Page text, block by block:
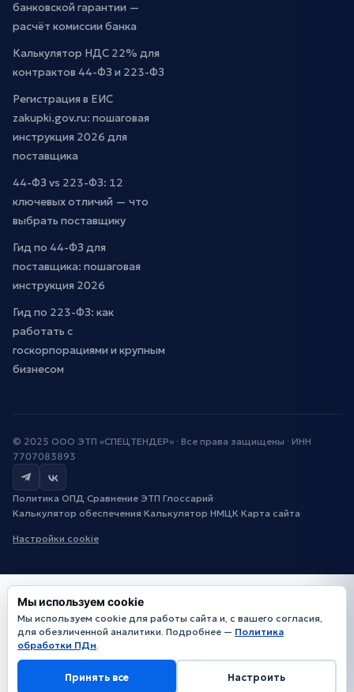
банковской гарантии —
расчёт комиссии банка
Калькулятор НДС 22% для
контрактов 44-ФЗ и 223-ФЗ
Регистрация в ЕИС
zakupki.gov.ru: пошаговая
инструкция 2026 для
поставщика
44-ФЗ vs 223-ФЗ: 12
ключевых отличий — что
выбрать поставщику
Гид по 44-ФЗ для
поставщика: пошаговая
инструкция 2026
Гид по 223-ФЗ: как
работать с
госкорпорациями и крупным
бизнесом
© 2025 ООО ЭТП «СПЕЦТЕНДЕР» · Все права защищены · ИНН
7707083893
Политика ОПД·Сравнение ЭТП·Глоссарий·
Калькулятор обеспечения·Калькулятор НМЦК·Карта сайта·
Настройки cookie
Мы используем cookie
Мы используем cookie для работы сайта и, с вашего согласия,
для обезличенной аналитики. Подробнее — Политика
обработки ПДн.
Принять все Настроить